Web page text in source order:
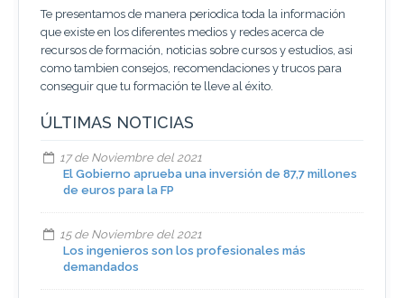
Te presentamos de manera periodica toda la información
que existe en los diferentes medios y redes acerca de
recursos de formación, noticias sobre cursos y estudios, asi
como tambien consejos, recomendaciones y trucos para
conseguir que tu formación te lleve al éxito.
ÚLTIMAS NOTICIAS
17 de Noviembre del 2021
El Gobierno aprueba una inversión de 87,7 millones
de euros para la FP
15 de Noviembre del 2021
Los ingenieros son los profesionales más
demandados